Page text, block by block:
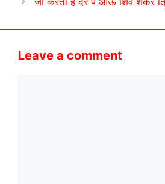
Leave a comment